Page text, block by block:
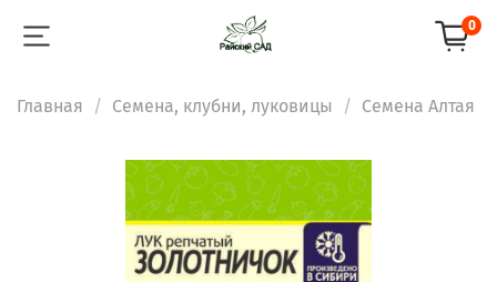
0
Главная Семена, клубни, луковицы Семена Алтая